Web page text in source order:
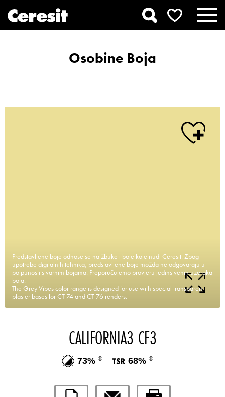
Osobine Boja
Predstavljene boje odnose se na žbuke i boje koje nudi Ceresit. Zbog
upotrebe digitalnih tehnika, predstavljene boje možda ne odgovaraju u
potpunosti stvarnim bojama. Preporučujemo provjeru jedinstvenih uzoraka
boja.
The Grey Vibes color range is designed for use with special transparent
plaster bases for CT 74 and CT 76 renders.
CALIFORNIA3 CF3
73% 68%